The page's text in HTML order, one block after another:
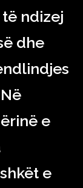
ndizej
dhe
e
e